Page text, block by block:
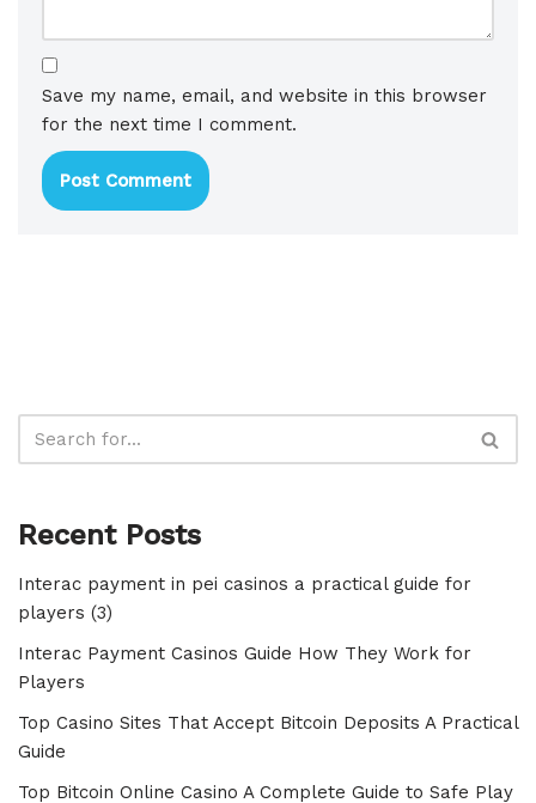
Save my name, email, and website in this browser
for the next time I comment.
Recent Posts
Interac payment in pei casinos a practical guide for
players (3)
Interac Payment Casinos Guide How They Work for
Players
Top Casino Sites That Accept Bitcoin Deposits A Practical
Guide
Top Bitcoin Online Casino A Complete Guide to Safe Play